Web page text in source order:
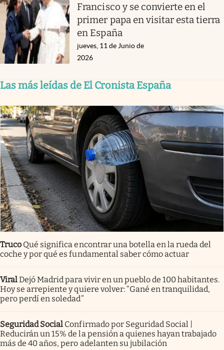
Francisco y se convierte en el
primer papa en visitar esta tierra
en España
jueves, 11 de Junio de
2026
Las más leídas de El Cronista España
Truco Qué significa encontrar una botella en la rueda del
coche y por qué es fundamental saber cómo actuar
ViralDejó Madrid para vivir en un pueblo de 100 habitantes.
Hoy se arrepiente y quiere volver: “Gané en tranquilidad,
pero perdí en soledad”
Seguridad Social Confirmado por Seguridad Social |
Reducirán un 15% de la pensión a quienes hayan trabajado
más de 40 años, pero adelanten su jubilación